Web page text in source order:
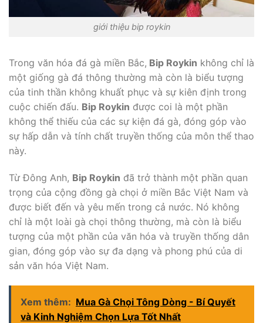
giới thiệu bip roykin
Trong văn hóa đá gà miền Bắc, Bip Roykin không chỉ là
một giống gà đá thông thường mà còn là biểu tượng
của tinh thần không khuất phục và sự kiên định trong
cuộc chiến đấu. Bip Roykin được coi là một phần
không thể thiếu của các sự kiện đá gà, đóng góp vào
sự hấp dẫn và tính chất truyền thống của môn thể thao
này.
Từ Đông Anh, Bip Roykin đã trở thành một phần quan
trọng của cộng đồng gà chọi ở miền Bắc Việt Nam và
được biết đến và yêu mến trong cả nước. Nó không
chỉ là một loài gà chọi thông thường, mà còn là biểu
tượng của một phần của văn hóa và truyền thống dân
gian, đóng góp vào sự đa dạng và phong phú của di
sản văn hóa Việt Nam.
Xem thêm: Mua Gà Chọi Tông Dòng - Bí Quyết
và Kinh Nghiệm Chọn Lựa Tốt Nhất